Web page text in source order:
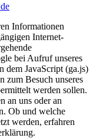
Informationen
Internet-
bei Aufruf unseres
dem JavaScript (ga.js)
zum Besuch unseres
werden sollen.
an uns oder an
Ob und welche
werden, erfahren